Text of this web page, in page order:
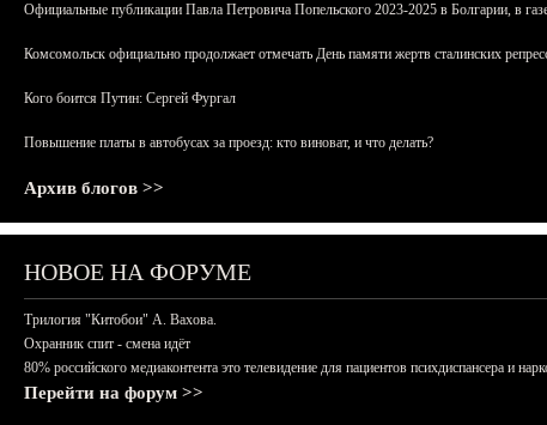
Официальные публикации Павла Петровича Попельского 2023-2025 в Болгарии, в
Комсомольск официально продолжает отмечать День памяти жертв сталинских
Кого боится Путин: Сергей Фургал
Повышение платы в автобусах за проезд: кто виноват, и что делать?
Архив блогов >>
НОВОЕ НА ФОРУМЕ
Трилогия "Китобои" А. Вахова.
Охранник спит - смена идёт
80% российского медиаконтента это телевидение для пациентов психдиспансера и
Перейти на форум >>